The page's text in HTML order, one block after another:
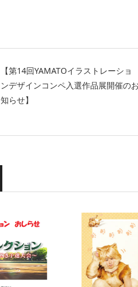
【第14回YAMATOイラストレーショ
ンデザインコンペ入選作品展開催のお
知らせ】